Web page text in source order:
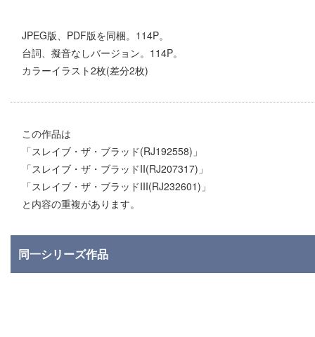
JPEG版、PDF版を同梱。114P。
台詞、擬音なしバージョン。114P。
カラーイラスト2枚(差分2枚)
この作品は
「スレイブ・ザ・ブラッド(RJ192558)」
「スレイブ・ザ・ブラッドII(RJ207317)」
「スレイブ・ザ・ブラッドIII(RJ232601)」
と内容の重複があります。
同一シリーズ作品